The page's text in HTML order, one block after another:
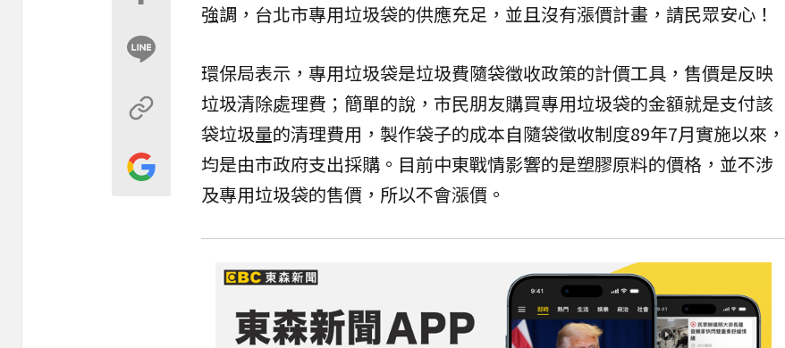
強調，台北市專用垃圾袋的供應充足，並且沒有漲價計畫，請民眾安心！
環保局表示，專用垃圾袋是垃圾費隨袋徵收政策的計價工具，售價是反映
垃圾清除處理費；簡單的說，市民朋友購買專用垃圾袋的金額就是支付該
袋垃圾量的清理費用，製作袋子的成本自隨袋徵收制度89年7月實施以來，
均是由市政府支出採購。目前中東戰情影響的是塑膠原料的價格，並不涉
及專用垃圾袋的售價，所以不會漲價。